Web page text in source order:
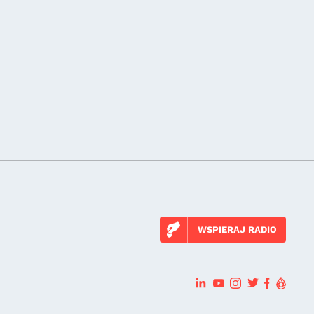
WSPIERAJ RADIO